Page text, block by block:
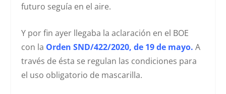
futuro seguía en el aire.
Y por fin ayer llegaba la aclaración en el BOE
con la Orden SND/422/2020, de 19 de mayo. A
través de ésta se regulan las condiciones para
el uso obligatorio de mascarilla.